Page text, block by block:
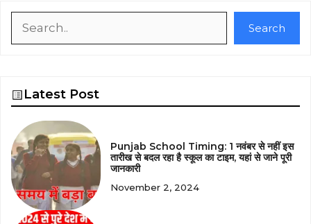
Search
Latest Post
Punjab School Timing: 1 नवंबर से नहीं इस
तारीख से बदल रहा है स्कूल का टाइम, यहां से जाने पूरी
जानकारी
November 2, 2024